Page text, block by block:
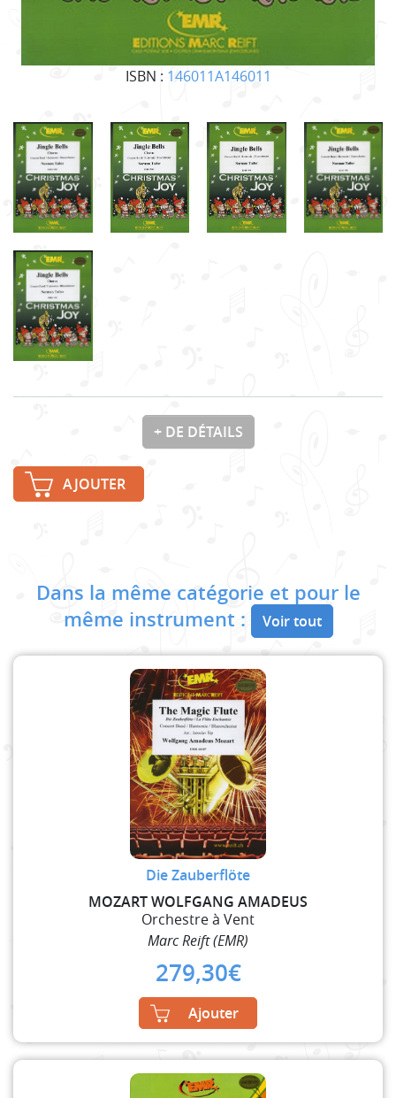
ISBN : 146011A146011
+ DE DÉTAILS
AJOUTER
Dans la même catégorie et pour le
même instrument :
Voir tout
Die Zauberflöte
MOZART WOLFGANG AMADEUS
Orchestre à Vent
Marc Reift (EMR)
279,30€
Ajouter